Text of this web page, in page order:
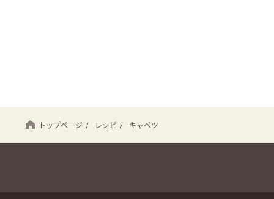
トップページ / レシピ / キャベツ